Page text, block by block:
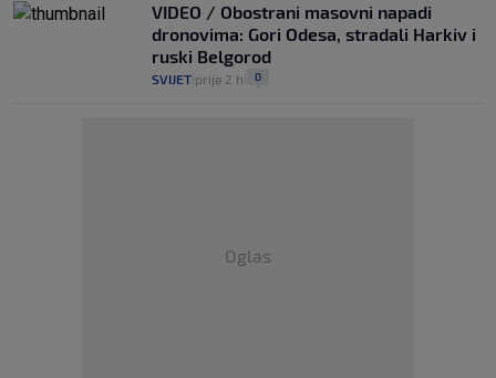
VIDEO / Obostrani masovni napadi
dronovima: Gori Odesa, stradali Harkiv i
ruski Belgorod
SVIJET prije 2 h 0
Oglas